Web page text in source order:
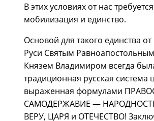
В этих условиях от нас
мобилизация и единство.
Основой для такого единства
Руси Святым
Князем Владимиром всегда
традиционная русская система
выраженная формулами
САМОДЕРЖАВИЕ —
ВЕРУ, ЦАРЯ и ОТЕЧЕСТВО!